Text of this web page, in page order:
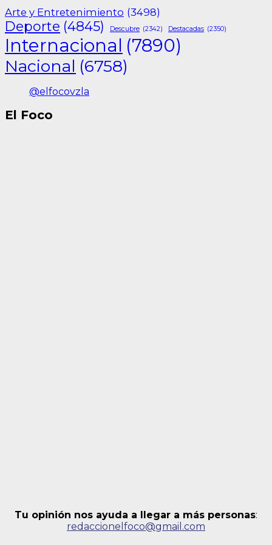
Arte y Entretenimiento (3498)
Deporte (4845) Descubre (2342) Destacadas (2350)
Internacional (7890)
Nacional (6758)
@elfocovzla
El Foco
Tu opinión nos ayuda a llegar a más personas:
redaccionelfoco@gmail.com